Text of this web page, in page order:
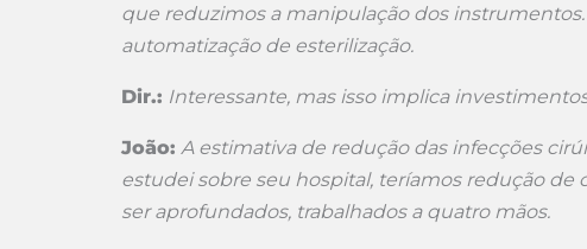
que reduzimos a manipulação dos
automatização de esterilização.
Dir.: Interessante, mas isso implica
João: A estimativa de redução das infecções
estudei sobre seu hospital, teríamos redução de
ser aprofundados, trabalhados a quatro mãos.